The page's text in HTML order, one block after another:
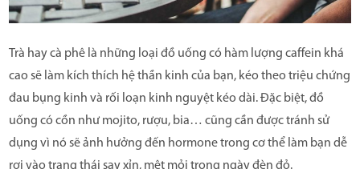
Trà hay cà phê là những loại đồ uống có hàm lượng caffein khá
cao sẽ làm kích thích hệ thần kinh của bạn, kéo theo triệu chứng
đau bụng kinh và rối loạn kinh nguyệt kéo dài. Đặc biệt, đồ
uống có cồn như mojito, rượu, bia… cũng cần được tránh sử
dụng vì nó sẽ ảnh hưởng đến hormone trong cơ thể làm bạn dễ
rơi vào trạng thái say xỉn, mệt mỏi trong ngày đèn đỏ.